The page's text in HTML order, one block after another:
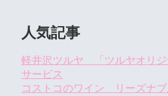
人気記事
軽井沢ツルヤ 「ツルヤオリ
サービス
コストコのワイン リーズナブ